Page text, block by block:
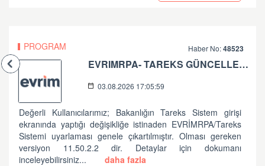
PROGRAM Haber No:48523
EVRIMRPA- TAREKS GÜNCELLEMESI HAKKINDA
03.08.2026 17:05:59
Değerli Kullanıcılarımız; Bakanlığın Tareks Sistem girişi
ekranında yaptığı değişikliğe istinaden EVRİMRPA/Tareks
Sistemi uyarlaması genele çıkartılmıştır. Olması gereken
versiyon 11.50.2.2 dir. Detaylar için dokumanı
inceleyebilirsiniz...
daha fazla